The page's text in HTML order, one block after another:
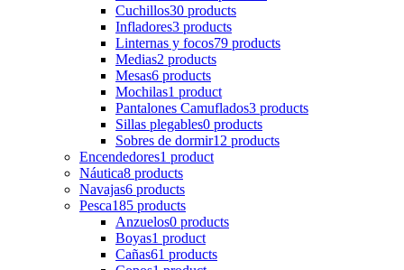
Cuchillos30 products
Infladores3 products
Linternas y focos79 products
Medias2 products
Mesas6 products
Mochilas1 product
Pantalones Camuflados3 products
Sillas plegables0 products
Sobres de dormir12 products
Encendedores1 product
Náutica8 products
Navajas6 products
Pesca185 products
Anzuelos0 products
Boyas1 product
Cañas61 products